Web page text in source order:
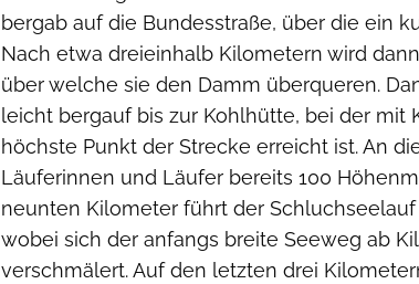
bergab auf die Bundesstraße, über die ein
Nach etwa dreieinhalb Kilometern wird
über welche sie den Damm überqueren.
leicht bergauf bis zur Kohlhütte, bei der mit
höchste Punkt der Strecke erreicht ist. An
Läuferinnen und Läufer bereits 100
neunten Kilometer führt der
wobei sich der anfangs breite Seeweg ab
verschmälert. Auf den letzten drei